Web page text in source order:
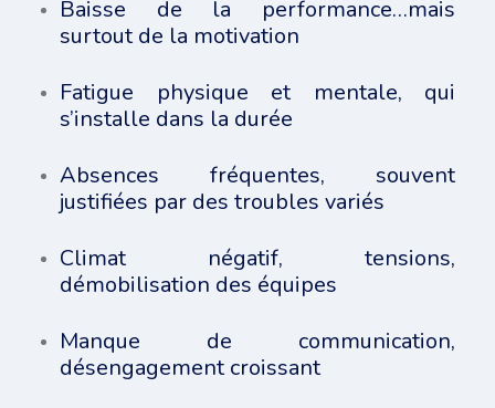
Baisse de la performance…mais
surtout de la motivation
Fatigue physique et mentale, qui
s’installe dans la durée
Absences fréquentes, souvent
justifiées par des troubles variés
Climat négatif, tensions,
démobilisation des équipes
Manque de communication,
désengagement croissant